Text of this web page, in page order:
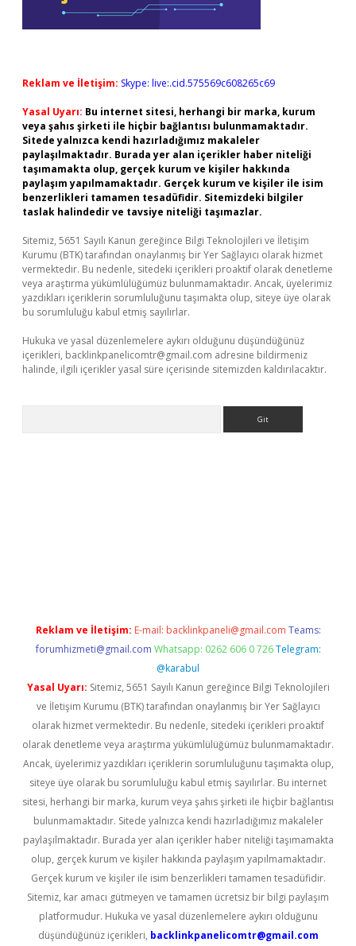
Reklam ve İletişim: Skype: live:.cid.575569c608265c69
Yasal Uyarı: Bu internet sitesi, herhangi bir marka, kurum
veya şahıs şirketi ile hiçbir bağlantısı bulunmamaktadır.
Sitede yalnızca kendi hazırladığımız makaleler
paylaşılmaktadır. Burada yer alan içerikler haber niteliği
taşımamakta olup, gerçek kurum ve kişiler hakkında
paylaşım yapılmamaktadır. Gerçek kurum ve kişiler ile isim
benzerlikleri tamamen tesadüfidir. Sitemizdeki bilgiler
taslak halindedir ve tavsiye niteliği taşımazlar.
Sitemiz, 5651 Sayılı Kanun gereğince Bilgi Teknolojileri ve İletişim
Kurumu (BTK) tarafından onaylanmış bir Yer Sağlayıcı olarak hizmet
vermektedir. Bu nedenle, sitedeki içerikleri proaktif olarak denetleme
veya araştırma yükümlülüğümüz bulunmamaktadır. Ancak, üyelerimiz
yazdıkları içeriklerin sorumluluğunu taşımakta olup, siteye üye olarak
bu sorumluluğu kabul etmiş sayılırlar.
Hukuka ve yasal düzenlemelere aykırı olduğunu düşündüğünüz
içerikleri, backlinkpanelicomtr@gmail.com adresine bildirmeniz
halinde, ilgili içerikler yasal süre içerisinde sitemizden kaldırılacaktır.
Reklam ve İletişim: E-mail: backlinkpaneli@gmail.com Teams:
forumhizmeti@gmail.com Whatsapp: 0262 606 0 726 Telegram:
@karabul
Yasal Uyarı: Sitemiz, 5651 Sayılı Kanun gereğince Bilgi Teknolojileri
ve İletişim Kurumu (BTK) tarafından onaylanmış bir Yer Sağlayıcı
olarak hizmet vermektedir. Bu nedenle, sitedeki içerikleri proaktif
olarak denetleme veya araştırma yükümlülüğümüz bulunmamaktadır.
Ancak, üyelerimiz yazdıkları içeriklerin sorumluluğunu taşımakta olup,
siteye üye olarak bu sorumluluğu kabul etmiş sayılırlar. Bu internet
sitesi, herhangi bir marka, kurum veya şahıs şirketi ile hiçbir bağlantısı
bulunmamaktadır. Sitede yalnızca kendi hazırladığımız makaleler
paylaşılmaktadır. Burada yer alan içerikler haber niteliği taşımamakta
olup, gerçek kurum ve kişiler hakkında paylaşım yapılmamaktadır.
Gerçek kurum ve kişiler ile isim benzerlikleri tamamen tesadüfidir.
Sitemiz, kar amacı gütmeyen ve tamamen ücretsiz bir bilgi paylaşım
platformudur. Hukuka ve yasal düzenlemelere aykırı olduğunu
düşündüğünüz içerikleri, backlinkpanelicomtr@gmail.com